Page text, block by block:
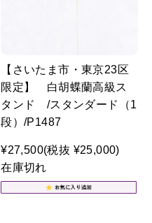
【さいたま市・東京23区
限定】 白胡蝶蘭高級ス
タンド /スタンダード（1
段）/P1487
¥27,500(税抜 ¥25,000)
在庫切れ